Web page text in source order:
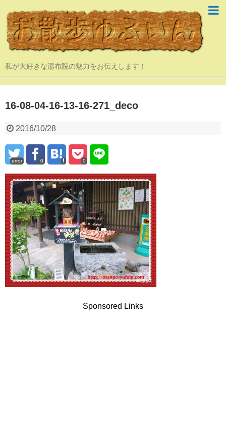
私が大好きな湯布院の魅力をお伝えします！
16-08-04-16-13-16-271_deco
2016/10/28
error 0 0
Sponsored Links